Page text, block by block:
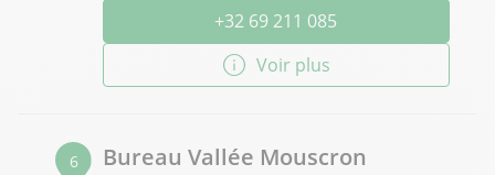
+32 69 211 085
Voir plus
6 Bureau Vallée Mouscron